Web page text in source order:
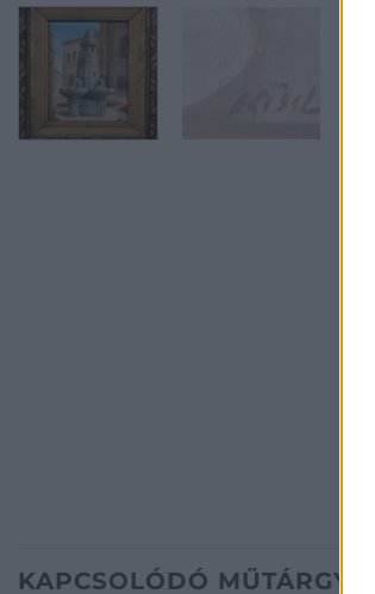
KAPCSOLÓDÓ MŰTÁRGYAK